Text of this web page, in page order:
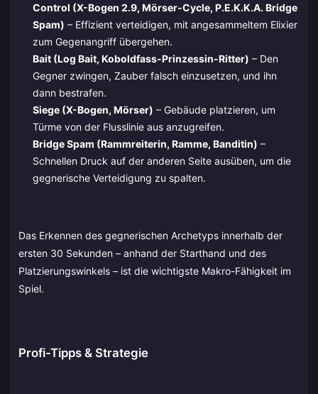
Control (X-Bogen 2.9, Mörser-Cycle, P.E.K.K.A. Bridge
Spam) – Effizient verteidigen, mit angesammeltem Elixier
zum Gegenangriff übergehen.
Bait (Log Bait, Koboldfass-Prinzessin-Ritter) – Den
Gegner zwingen, Zauber falsch einzusetzen, und ihn
dann bestrafen.
Siege (X-Bogen, Mörser) – Gebäude platzieren, um
Türme von der Flusslinie aus anzugreifen.
Bridge Spam (Rammreiterin, Ramme, Banditin) –
Schnellen Druck auf der anderen Seite ausüben, um die
gegnerische Verteidigung zu spalten.
Das Erkennen des gegnerischen Archetyps innerhalb der
ersten 30 Sekunden – anhand der Starthand und des
Platzierungswinkels – ist die wichtigste Makro-Fähigkeit im
Spiel.
Profi-Tipps & Strategie